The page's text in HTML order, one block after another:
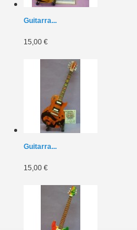
Guitarra...
15,00 €
Guitarra...
15,00 €